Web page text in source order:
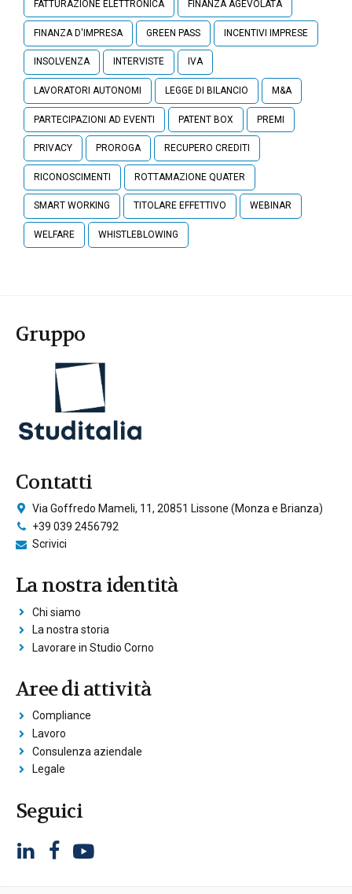
FATTURAZIONE ELETTRONICA FINANZA AGEVOLATA
FINANZA D'IMPRESA GREEN PASS INCENTIVI IMPRESE
INSOLVENZA INTERVISTE IVA
LAVORATORI AUTONOMI LEGGE DI BILANCIO M&A
PARTECIPAZIONI AD EVENTI PATENT BOX PREMI
PRIVACY PROROGA RECUPERO CREDITI
RICONOSCIMENTI ROTTAMAZIONE QUATER
SMART WORKING TITOLARE EFFETTIVO WEBINAR
WELFARE WHISTLEBLOWING
Gruppo
Contatti
Via Goffredo Mameli, 11, 20851 Lissone (Monza e Brianza)
+39 039 2456792
Scrivici
La nostra identità
Chi siamo
La nostra storia
Lavorare in Studio Corno
Aree di attività
Compliance
Lavoro
Consulenza aziendale
Legale
Seguici